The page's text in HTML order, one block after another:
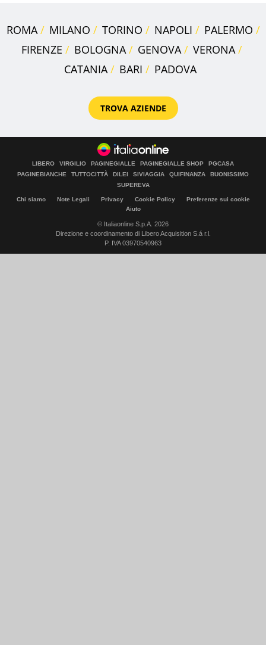
ROMA MILANO TORINO NAPOLI
PALERMO
FIRENZE
BOLOGNA GENOVA
VERONA
CATANIA
BARI PADOVA
TROVA AZIENDE
LIBERO VIRGILIO PAGINEGIALLE PAGINEGIALLE SHOP
PGCASA
PAGINEBIANCHE
TUTTOCITTÀ DILEI SIVIAGGIA QUIFINANZA
BUONISSIMO
SUPEREVA
Chi siamo Note Legali Privacy Cookie Policy
Preferenze sui cookie
Aiuto
© Italiaonline S.p.A. 2026
Direzione e coordinamento di Libero Acquisition S.á r.l.
P. IVA 03970540963